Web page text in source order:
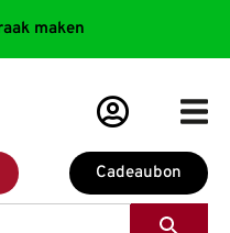
maken
Cadeaubon